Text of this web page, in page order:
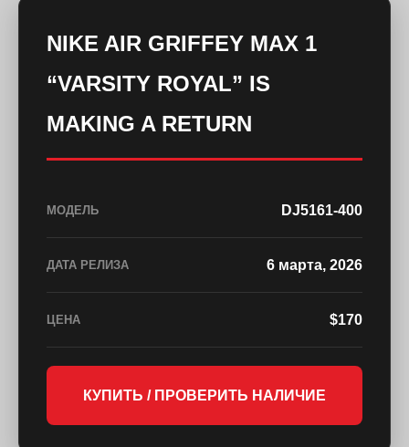
NIKE AIR GRIFFEY MAX 1
“VARSITY ROYAL” IS
MAKING A RETURN
МОДЕЛЬ DJ5161-400
ДАТА РЕЛИЗА 6 марта, 2026
ЦЕНА $170
КУПИТЬ / ПРОВЕРИТЬ НАЛИЧИЕ